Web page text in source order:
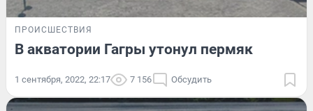
ПРОИСШЕСТВИЯ
В акватории Гагры утонул пермяк
1 сентября, 2022, 22:17 7 156 Обсудить